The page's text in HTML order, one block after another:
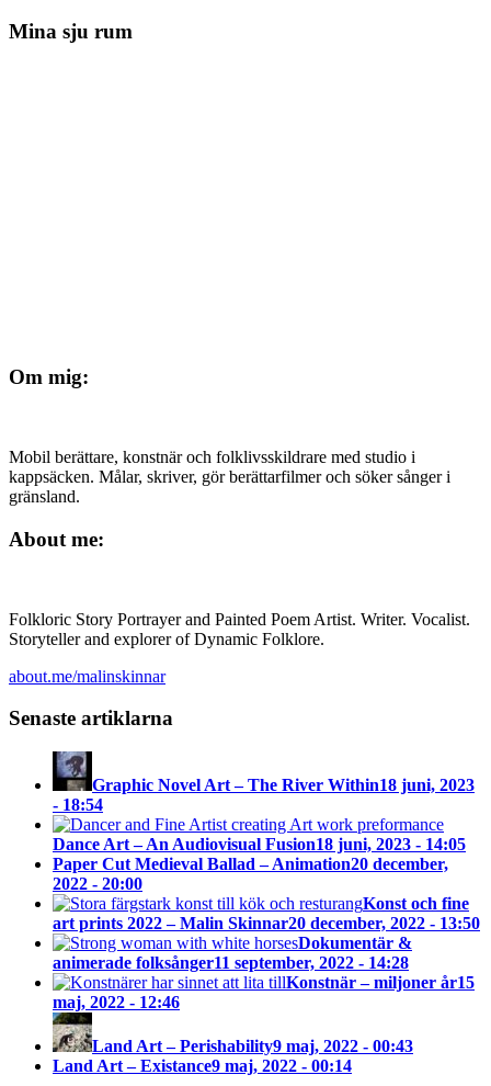
Mina sju rum
Om mig:
Mobil berättare, konstnär och folklivsskildrare med studio i
kappsäcken. Målar, skriver, gör berättarfilmer och söker sånger i
gränsland.
About me:
Folkloric Story Portrayer and Painted Poem Artist. Writer. Vocalist.
Storyteller and explorer of Dynamic Folklore.
about.me/malinskinnar
Senaste artiklarna
Graphic Novel Art – The River Within18 juni, 2023
- 18:54
Dance Art – An Audiovisual Fusion18 juni, 2023 - 14:05
Paper Cut Medieval Ballad – Animation20 december,
2022 - 20:00
Konst och fine
art prints 2022 – Malin Skinnar20 december, 2022 - 13:50
Dokumentär &
animerade folksånger11 september, 2022 - 14:28
Konstnär – miljoner år15
maj, 2022 - 12:46
Land Art – Perishability9 maj, 2022 - 00:43
Land Art – Existance9 maj, 2022 - 00:14